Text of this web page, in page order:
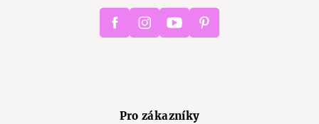
FacebookInstagramYoutube Pinterest
Pro zákazníky